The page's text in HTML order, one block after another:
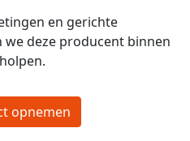
en gerichte
deze producent binnen
opnemen